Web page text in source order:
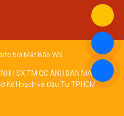
bởi Mắt Bão WS
SX TM QC ÁNH BAN MAI - Số
Kế Hoạch và Đầu Tư TP.HCM